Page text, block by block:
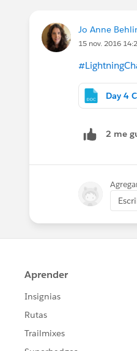
Jo Anne
15 nov. 2016
Day 4
2 me